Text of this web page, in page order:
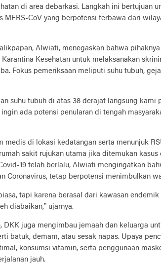
di area debarkasi. Langkah ini bertujuan
MERS-CoV yang berpotensi terbawa dari
Alwiati, menegaskan bahwa
Kesehatan untuk melaksanakan
Fokus pemeriksaan meliputi suhu tubuh,
suhu tubuh di atas 38 derajat langsung kami
ada potensi penularan di tengah
medis di lokasi kedatangan serta menunjuk
sakit rujukan utama jika ditemukan kasus
19 telah berlalu, Alwiati mengingatkan
Coronavirus, tetap berpotensi menimbulkan
tapi karena berasal dari kawasan endemik
diabaikan,” ujarnya.
DKK juga mengimbau jemaah dan keluarga
batuk, demam, atau sesak napas. Upaya
konsumsi vitamin, serta penggunaan
jauh.